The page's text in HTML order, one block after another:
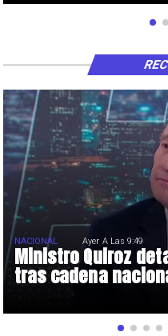
Ministro Quiroz
tras cadena
NACIONAL Ayer A Las 9:49